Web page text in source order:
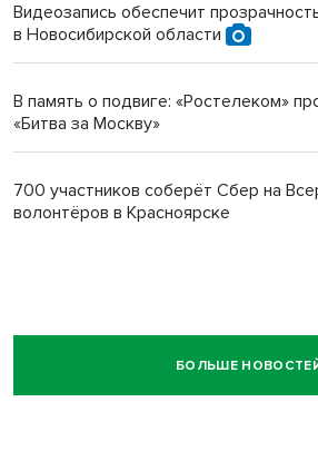
Видеозапись обеспечит
в Новосибирской области
В память о подвиге: «Ростелеком»
«Битва за Москву»
700 участников соберёт Сбер на
волонтёров в Красноярске
БОЛЬШЕ